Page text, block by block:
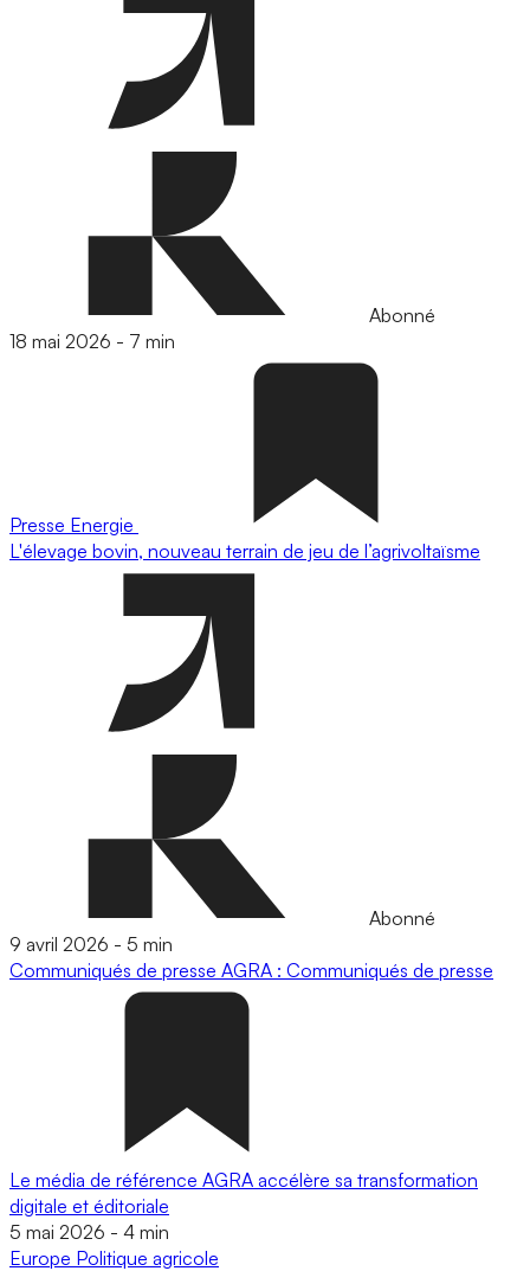
Abonné
18 mai 2026 - 7 min
Presse Energie
L'élevage bovin, nouveau terrain de jeu de l’agrivoltaïsme
Abonné
9 avril 2026 - 5 min
Communiqués de presse AGRA : Communiqués de presse
Le média de référence AGRA accélère sa transformation
digitale et éditoriale
5 mai 2026 - 4 min
Europe Politique agricole